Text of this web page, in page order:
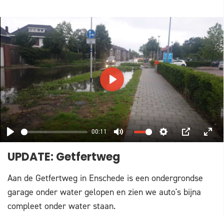
PLAY 00:11 MUTE
SETTINGS
PIP
PLAY
UPDATE: Getfertweg
Aan de Getfertweg in Enschede is een ondergrondse
garage onder water gelopen en zien we auto's bijna
compleet onder water staan.